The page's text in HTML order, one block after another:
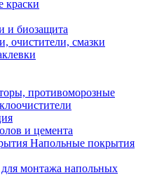
краски
и биозащита
очистители, смазки
противоморозные
и цемента
Напольные покрытия
монтажа напольных